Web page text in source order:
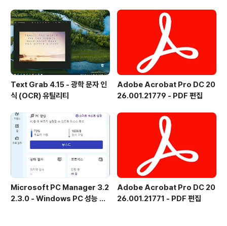
Text Grab 4.15 - 광학 문자 인
식 (OCR) 유틸리티
Adobe Acrobat Pro DC 20
26.001.21779 - PDF 편집
Microsoft PC Manager 3.2
2.3.0 - Windows PC 성능 향
Adobe Acrobat Pro DC 20
26.001.21771 - PDF 편집